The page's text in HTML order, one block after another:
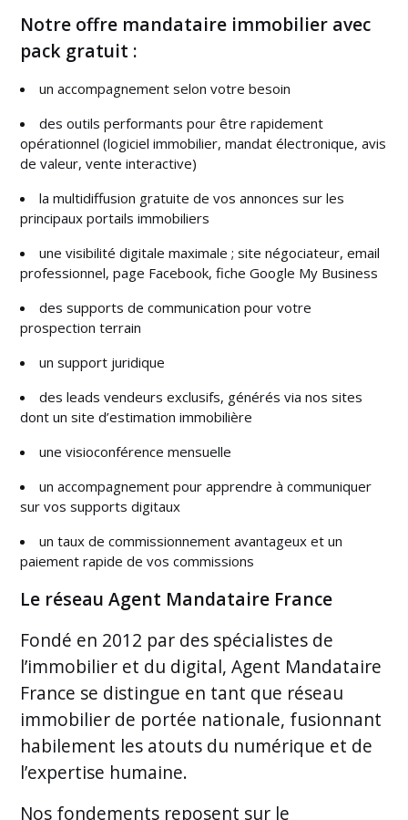
Notre offre mandataire immobilier avec
pack gratuit :
un accompagnement selon votre besoin
des outils performants pour être rapidement
opérationnel (logiciel immobilier, mandat électronique, avis
de valeur, vente interactive)
la multidiffusion gratuite de vos annonces sur les
principaux portails immobiliers
une visibilité digitale maximale ; site négociateur, email
professionnel, page Facebook, fiche Google My Business
des supports de communication pour votre
prospection terrain
un support juridique
des leads vendeurs exclusifs, générés via nos sites
dont un site d’estimation immobilière
une visioconférence mensuelle
un accompagnement pour apprendre à communiquer
sur vos supports digitaux
un taux de commissionnement avantageux et un
paiement rapide de vos commissions
Le réseau Agent Mandataire France
Fondé en 2012 par des spécialistes de
l’immobilier et du digital, Agent Mandataire
France se distingue en tant que réseau
immobilier de portée nationale, fusionnant
habilement les atouts du numérique et de
l’expertise humaine.
Nos fondements reposent sur le